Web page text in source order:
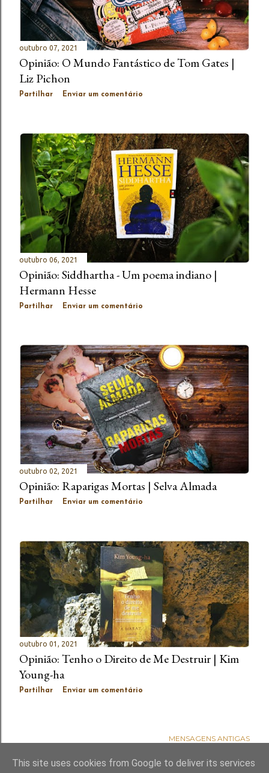
outubro 07, 2021
Opinião: O Mundo Fantástico de Tom Gates |
Liz Pichon
Partilhar Enviar um comentário
outubro 06, 2021
Opinião: Siddhartha - Um poema indiano |
Hermann Hesse
Partilhar Enviar um comentário
outubro 02, 2021
Opinião: Raparigas Mortas | Selva Almada
Partilhar Enviar um comentário
outubro 01, 2021
Opinião: Tenho o Direito de Me Destruir | Kim
Young-ha
Partilhar Enviar um comentário
MENSAGENS ANTIGAS
This site uses cookies from Google to deliver its services